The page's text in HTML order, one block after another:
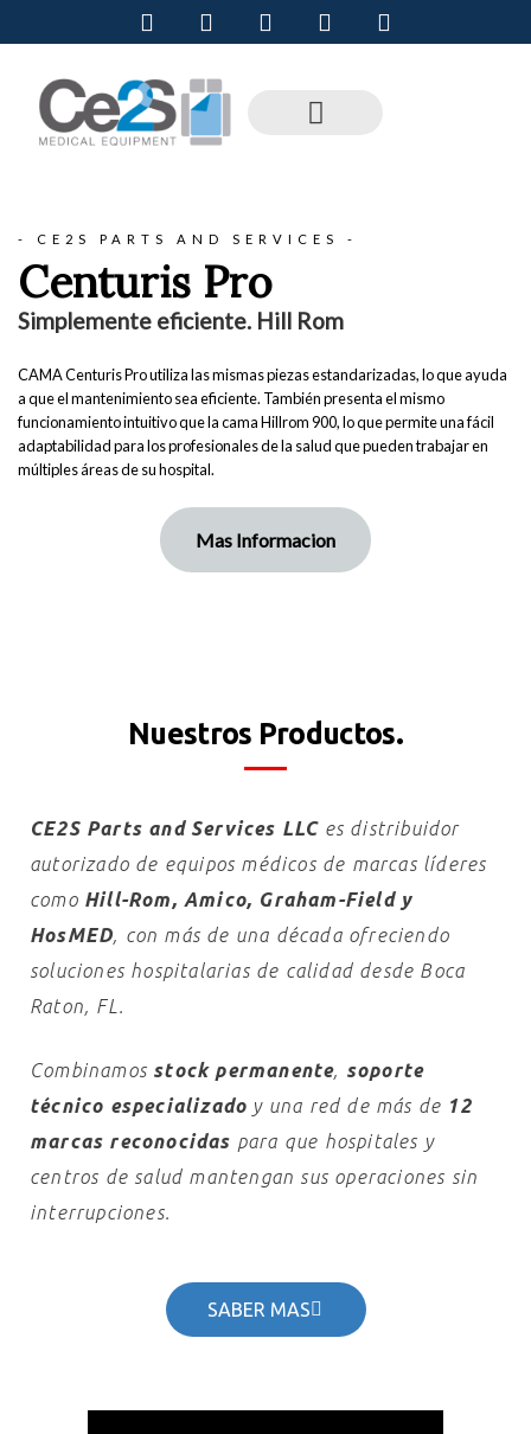
- CE2S PARTS AND SERVICES -
Centuris Pro
Simplemente eficiente. Hill Rom
CAMA Centuris Pro utiliza las mismas piezas estandarizadas, lo que ayuda
a que el mantenimiento sea eficiente. También presenta el mismo
funcionamiento intuitivo que la cama Hillrom 900, lo que permite una fácil
adaptabilidad para los profesionales de la salud que pueden trabajar en
múltiples áreas de su hospital.
Mas Informacion
Nuestros Productos.
CE2S Parts and Services LLCes distribuidor
autorizado de equipos médicos de marcas líderes
como Hill-Rom, Amico, Graham-Field y
HosMED , con más de una década ofreciendo
soluciones hospitalarias de calidad desde Boca
Raton, FL.
Combinamos stock permanente, soporte
técnico especializado y una red de más de 12
marcas reconocidas para que hospitales y
centros de salud mantengan sus operaciones sin
interrupciones.
SABER MAS